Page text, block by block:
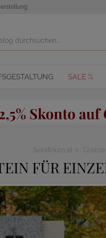
SALE %
Serafinum.at
FÜR